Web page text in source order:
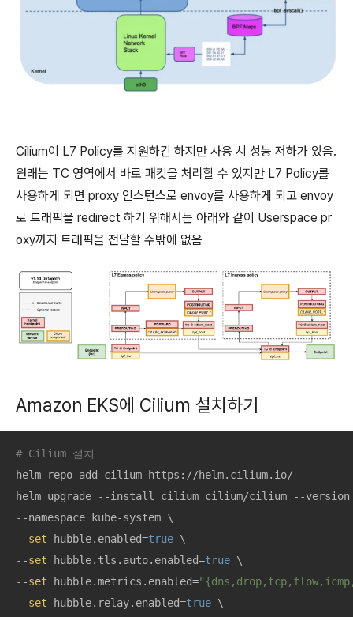
Cilium이 L7 Policy를 지원하긴 하지만 사용 시 성능 저하가 있음.
원래는 TC 영역에서 바로 패킷을 처리할 수 있지만 L7 Policy를
사용하게 되면 proxy 인스턴스로 envoy를 사용하게 되고 envoy
로 트래픽을 redirect 하기 위해서는 아래와 같이 Userspace pr
oxy까지 트래픽을 전달할 수밖에 없음
Amazon EKS에 Cilium 설치하기
# Cilium 설치
helm repo add cilium https://helm.cilium.io/
helm upgrade --install cilium cilium/cilium --
--namespace kube-system \
--set hubble.enabled=true \
--set hubble.tls.auto.enabled=true \
--set hubble.metrics.enabled=
--set hubble.relay.enabled=true \